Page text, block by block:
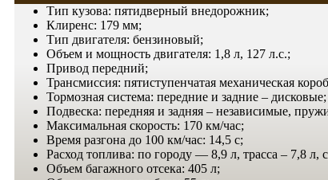
Тип кузова: пятидверный внедорожник;
Клиренс: 179 мм;
Тип двигателя: бензиновый;
Объем и мощность двигателя: 1,8 л, 127 л.с.;
Привод передний;
Трансмиссия: пятиступенчатая механическая
Тормозная система: передние и задние – дисковые;
Подвеска: передняя и задняя – независимые,
Максимальная скорость: 170 км/час;
Время разгона до 100 км/час: 14,5 с;
Расход топлива: по городу — 8,9 л, трасса – 7,8 л,
Объем багажного отсека: 405 л;